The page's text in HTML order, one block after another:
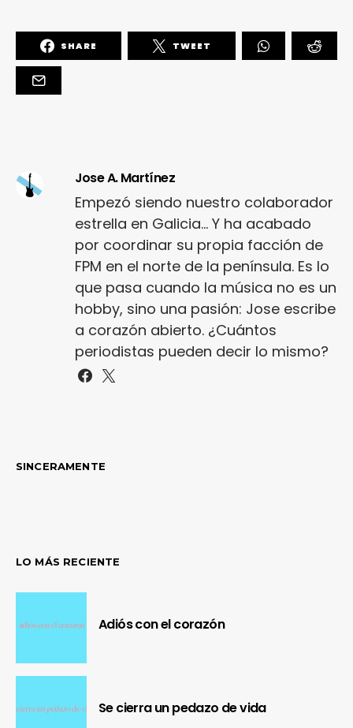
SHARE TWEET
Jose A. Martínez
Empezó siendo nuestro colaborador
estrella en Galicia... Y ha acabado
por coordinar su propia facción de
FPM en el norte de la península. Es lo
que pasa cuando la música no es un
hobby, sino una pasión: Jose escribe
a corazón abierto. ¿Cuántos
periodistas pueden decir lo mismo?
SINCERAMENTE
LO MÁS RECIENTE
Adiós con el corazón
Se cierra un pedazo de vida